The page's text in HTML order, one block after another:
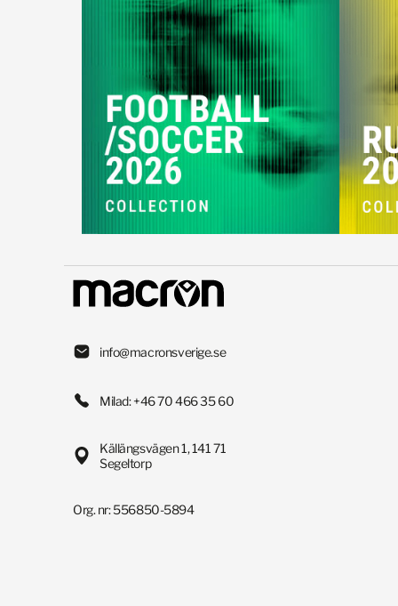
info@macronsverige.se
Milad: +46 70 466 35 60
Källängsvägen 1, 141 71
Segeltorp
Org. nr: 556850-5894